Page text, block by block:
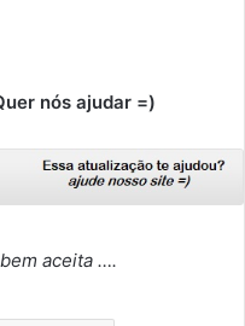
nós ajudar =)
aceita ….